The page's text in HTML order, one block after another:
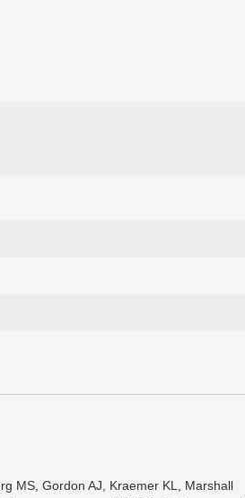
MS, Gordon AJ, Kraemer KL, Marshall